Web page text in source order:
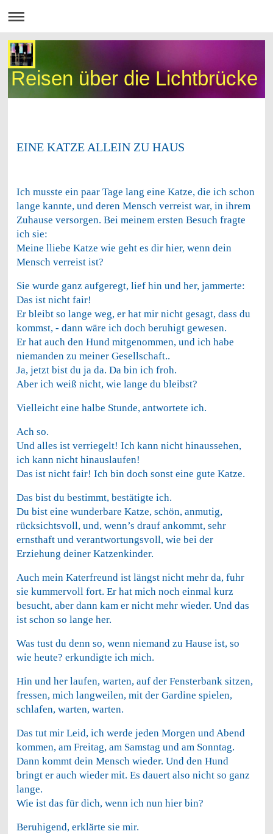
Reisen über die Lichtbrücke
EINE KATZE ALLEIN ZU HAUS
Ich musste ein paar Tage lang eine Katze, die ich schon
lange kannte, und deren Mensch verreist war, in ihrem
Zuhause versorgen. Bei meinem ersten Besuch fragte
ich sie:
Meine lliebe Katze wie geht es dir hier, wenn dein
Mensch verreist ist?
Sie wurde ganz aufgeregt, lief hin und her, jammerte:
Das ist nicht fair!
Er bleibt so lange weg, er hat mir nicht gesagt, dass du
kommst, - dann wäre ich doch beruhigt gewesen.
Er hat auch den Hund mitgenommen, und ich habe
niemanden zu meiner Gesellschaft..
Ja, jetzt bist du ja da. Da bin ich froh.
Aber ich weiß nicht, wie lange du bleibst?
Vielleicht eine halbe Stunde, antwortete ich.
Ach so.
Und alles ist verriegelt! Ich kann nicht hinaussehen,
ich kann nicht hinauslaufen!
Das ist nicht fair! Ich bin doch sonst eine gute Katze.
Das bist du bestimmt, bestätigte ich.
Du bist eine wunderbare Katze, schön, anmutig,
rücksichtsvoll, und, wenn’s drauf ankommt, sehr
ernsthaft und verantwortungsvoll, wie bei der
Erziehung deiner Katzenkinder.
Auch mein Katerfreund ist längst nicht mehr da, fuhr
sie kummervoll fort. Er hat mich noch einmal kurz
besucht, aber dann kam er nicht mehr wieder. Und das
ist schon so lange her.
Was tust du denn so, wenn niemand zu Hause ist, so
wie heute? erkundigte ich mich.
Hin und her laufen, warten, auf der Fensterbank sitzen,
fressen, mich langweilen, mit der Gardine spielen,
schlafen, warten, warten.
Das tut mir Leid, ich werde jeden Morgen und Abend
kommen, am Freitag, am Samstag und am Sonntag.
Dann kommt dein Mensch wieder. Und den Hund
bringt er auch wieder mit. Es dauert also nicht so ganz
lange.
Wie ist das für dich, wenn ich nun hier bin?
Beruhigend, erklärte sie mir.